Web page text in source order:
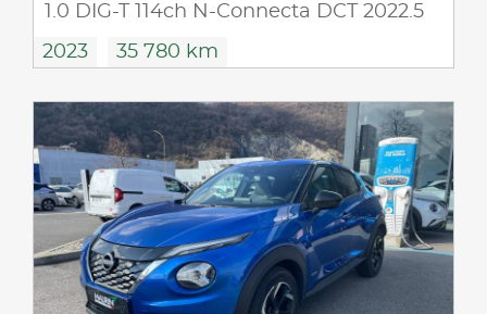
1.0 DIG-T 114ch N-Connecta DCT 2022.5
2023 35 780 km